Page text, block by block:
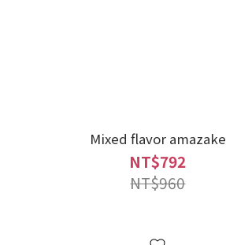
Mixed flavor amazake
NT$792
NT$960